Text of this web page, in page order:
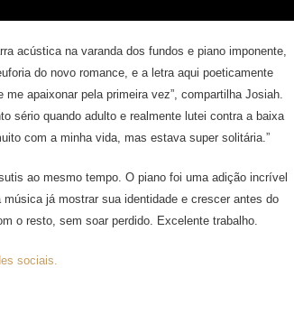
acústica na varanda dos fundos e piano imponente,
do novo romance, e a letra aqui poeticamente
apaixonar pela primeira vez”, compartilha Josiah.
sério quando adulto e realmente lutei contra a baixa
com a minha vida, mas estava super solitária.”
ao mesmo tempo. O piano foi uma adição incrível
já mostrar sua identidade e crescer antes do
o resto, sem soar perdido. Excelente trabalho.
sociais.